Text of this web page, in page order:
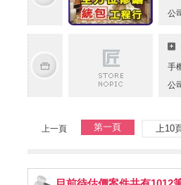
公
手
公
上一頁 第一頁 上10